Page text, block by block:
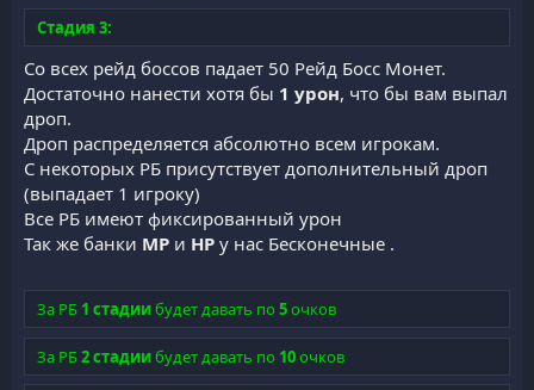
Стадия 3:
Со всех рейд боссов падает 50 Рейд Босс Монет.
Достаточно нанести хотя бы 1 урон, что бы вам выпал
дроп.
Дроп распределяется абсолютно всем игрокам.
С некоторых РБ присутствует дополнительный дроп
(выпадает 1 игроку)
Все РБ имеют фиксированный урон
Так же банки MP и HP у нас Бесконечные .
За РБ 1 стадиибудет давать по 5очков
За РБ2 стадиибудет давать по 10очков